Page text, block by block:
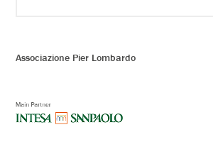
Associazione Pier Lombardo